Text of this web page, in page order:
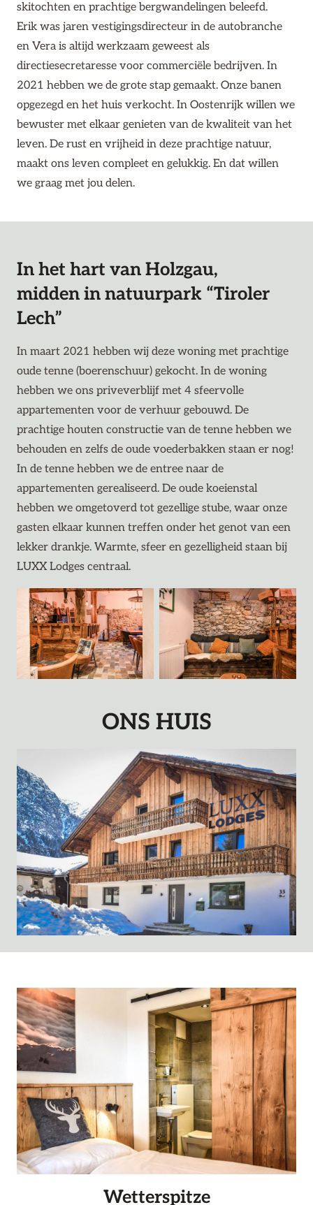
skitochten en prachtige bergwandelingen beleefd.
Erik was jaren vestigingsdirecteur in de autobranche
en Vera is altijd werkzaam geweest als
directiesecretaresse voor commerciële bedrijven. In
2021 hebben we de grote stap gemaakt. Onze banen
opgezegd en het huis verkocht. In Oostenrijk willen we
bewuster met elkaar genieten van de kwaliteit van het
leven. De rust en vrijheid in deze prachtige natuur,
maakt ons leven compleet en gelukkig. En dat willen
we graag met jou delen.
In het hart van Holzgau,
midden in natuurpark “Tiroler
Lech”
In maart 2021 hebben wij deze woning met prachtige
oude tenne (boerenschuur) gekocht. In de woning
hebben we ons priveverblijf met 4 sfeervolle
appartementen voor de verhuur gebouwd. De
prachtige houten constructie van de tenne hebben we
behouden en zelfs de oude voederbakken staan er nog!
In de tenne hebben we de entree naar de
appartementen gerealiseerd. De oude koeienstal
hebben we omgetoverd tot gezellige stube, waar onze
gasten elkaar kunnen treffen onder het genot van een
lekker drankje. Warmte, sfeer en gezelligheid staan bij
LUXX Lodges centraal.
ONS HUIS
Wetterspitze